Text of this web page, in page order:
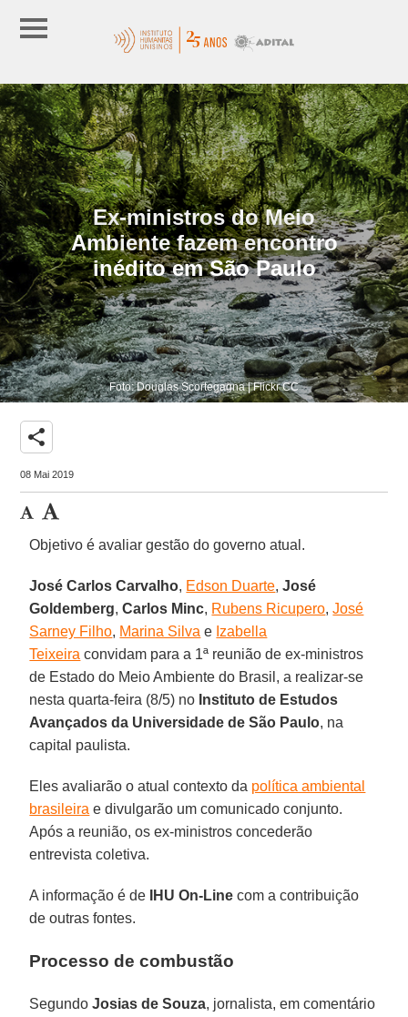
Ex-ministros do Meio
Ambiente fazem encontro
inédito em São Paulo
Foto: Douglas Scortegagna | Flickr CC
share
08 Mai 2019
Objetivo é avaliar gestão do governo atual.
José Carlos Carvalho, Edson Duarte, José
Goldemberg, Carlos Minc, Rubens Ricupero, José
Sarney Filho, Marina Silva e Izabella
Teixeira convidam para a 1ª reunião de ex-ministros
de Estado do Meio Ambiente do Brasil, a realizar-se
nesta quarta-feira (8/5) no Instituto de Estudos
Avançados da Universidade de São Paulo, na
capital paulista.
Eles avaliarão o atual contexto da política ambiental
brasileira e divulgarão um comunicado conjunto.
Após a reunião, os ex-ministros concederão
entrevista coletiva.
A informação é de IHU On-Line com a contribuição
de outras fontes.
Processo de combustão
SegundoJosias de Souza, jornalista, em comentário